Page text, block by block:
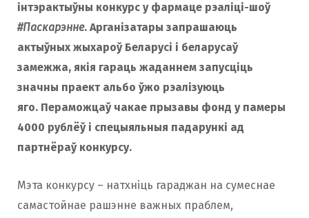
інтэрактыўны конкурс у фармаце рэаліці-шоў
#Паскарэнне. Арганізатары запрашаюць
актыўных жыхароў Беларусі і беларусаў
замежжа, якія гараць жаданнем запусціць
значны праект альбо ўжо рэалізуюць
яго. Пераможцаў чакае прызавы фонд у памеры
4000 рублёў і спецыяльныя падарункі ад
партнёраў конкурсу.
Мэта конкурсу – натхніць гараджан на сумеснае
самастойнае рашэнне важных праблем,